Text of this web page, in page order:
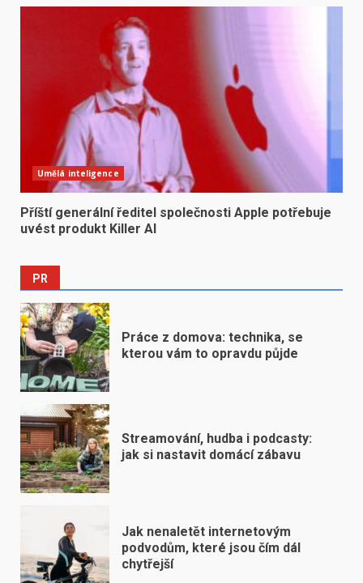
Umělá inteligence
Příští generální ředitel společnosti Apple potřebuje
uvést produkt Killer AI
PR
Práce z domova: technika, se
kterou vám to opravdu půjde
Streamování, hudba i podcasty:
jak si nastavit domácí zábavu
Jak nenaletět internetovým
podvodům, které jsou čím dál
chytřejší